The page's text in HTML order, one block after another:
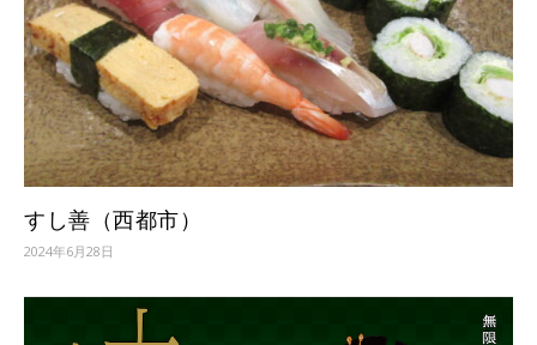
すし善（西都市）
2024年6月28日